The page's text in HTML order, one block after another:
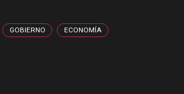
GOBIERNO ECONOMÍA